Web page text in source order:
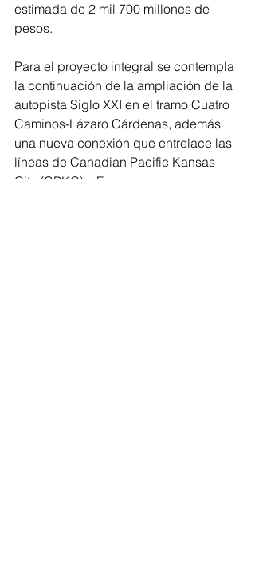
estimada de 2 mil 700 millones de
pesos.
Para el proyecto integral se contempla
la continuación de la ampliación de la
autopista Siglo XXI en el tramo Cuatro
Caminos-Lázaro Cárdenas, además
una nueva conexión que entrelace las
líneas de Canadian Pacific Kansas
City (CPKC) y Ferromex, para